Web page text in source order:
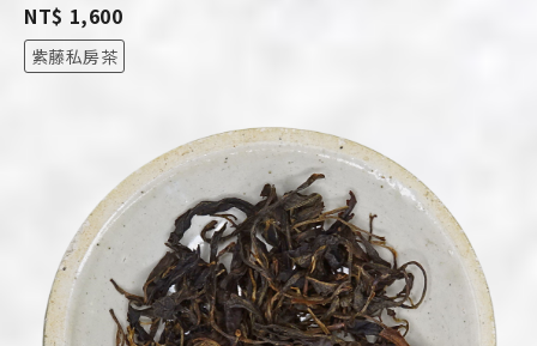
NT$ 1,600
紫藤私房茶